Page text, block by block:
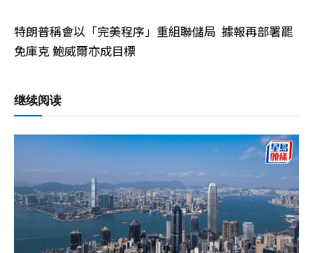
特朗普稱會以「完美程序」重組聯儲局 據報再部署罷
免庫克 鮑威爾亦成目標
继续阅读